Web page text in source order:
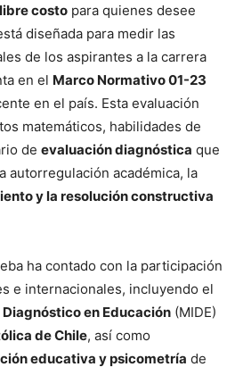
libre costo para quienes desee
diseñada para medir las
de los aspirantes a la carrera
en el Marco Normativo 01-23
en el país. Esta evaluación
matemáticos, habilidades de
de evaluación diagnóstica que
autorregulación académica, la
y la resolución constructiva
ha contado con la participación
e internacionales, incluyendo el
en Educación (MIDE)
de Chile, así como
educativa y psicometría de